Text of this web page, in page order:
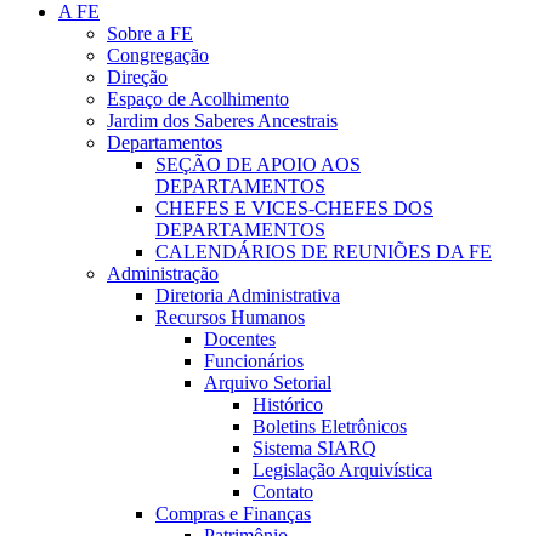
A FE
Sobre a FE
Congregação
Direção
Espaço de Acolhimento
Jardim dos Saberes Ancestrais
Departamentos
SEÇÃO DE APOIO AOS
DEPARTAMENTOS
CHEFES E VICES-CHEFES DOS
DEPARTAMENTOS
CALENDÁRIOS DE REUNIÕES DA FE
Administração
Diretoria Administrativa
Recursos Humanos
Docentes
Funcionários
Arquivo Setorial
Histórico
Boletins Eletrônicos
Sistema SIARQ
Legislação Arquivística
Contato
Compras e Finanças